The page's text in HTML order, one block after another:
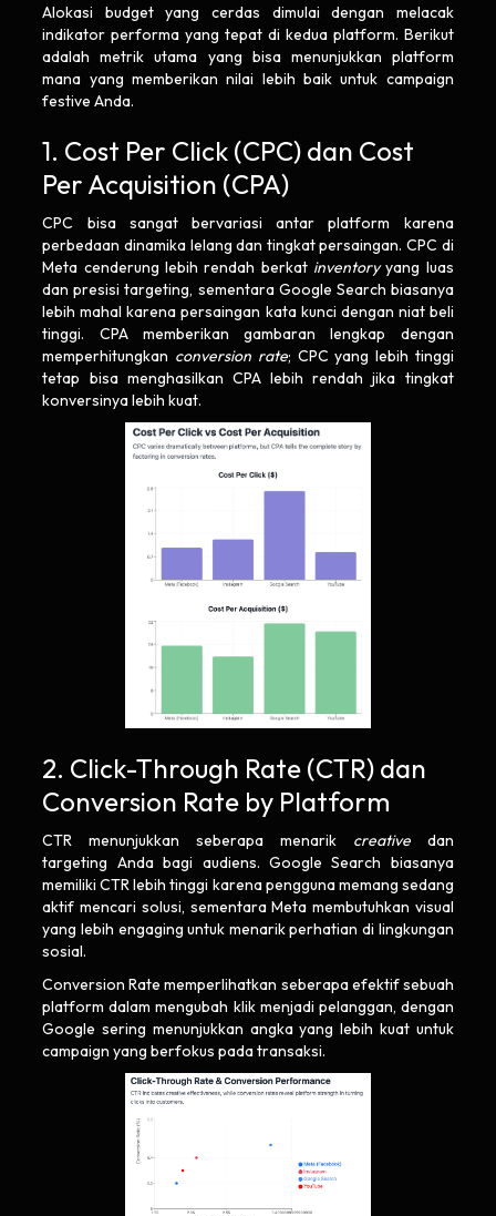
Alokasi budget yang cerdas dimulai dengan melacak
indikator performa yang tepat di kedua platform. Berikut
adalah metrik utama yang bisa menunjukkan platform
mana yang memberikan nilai lebih baik untuk campaign
festive Anda.
1. Cost Per Click (CPC) dan Cost
Per Acquisition (CPA)
CPC bisa sangat bervariasi antar platform karena
perbedaan dinamika lelang dan tingkat persaingan. CPC di
Meta cenderung lebih rendah berkat inventoryyang luas
dan presisi targeting, sementara Google Search biasanya
lebih mahal karena persaingan kata kunci dengan niat beli
tinggi. CPA memberikan gambaran lengkap dengan
memperhitungkan conversion rate; CPC yang lebih tinggi
tetap bisa menghasilkan CPA lebih rendah jika tingkat
konversinya lebih kuat.
2. Click-Through Rate (CTR) dan
Conversion Rate by Platform
CTR menunjukkan seberapa menarik creativedan
targeting Anda bagi audiens. Google Search biasanya
memiliki CTR lebih tinggi karena pengguna memang sedang
aktif mencari solusi, sementara Meta membutuhkan visual
yang lebih engaging untuk menarik perhatian di lingkungan
sosial.
Conversion Rate memperlihatkan seberapa efektif sebuah
platform dalam mengubah klik menjadi pelanggan, dengan
Google sering menunjukkan angka yang lebih kuat untuk
campaign yang berfokus pada transaksi.